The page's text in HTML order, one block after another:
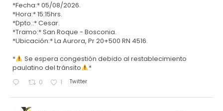
*Fecha:* 05/08/2026.
*Hora:* 15:15hrs.
*Dpto.:* Cesar.
*Tramo:* San Roque - Bosconia.
*Ubicación:* La Aurora, Pr 20+500 RN 4516.
*
Se espera congestión debido al restablecimiento
paulatino del tránsito
*
0 1 Twitter